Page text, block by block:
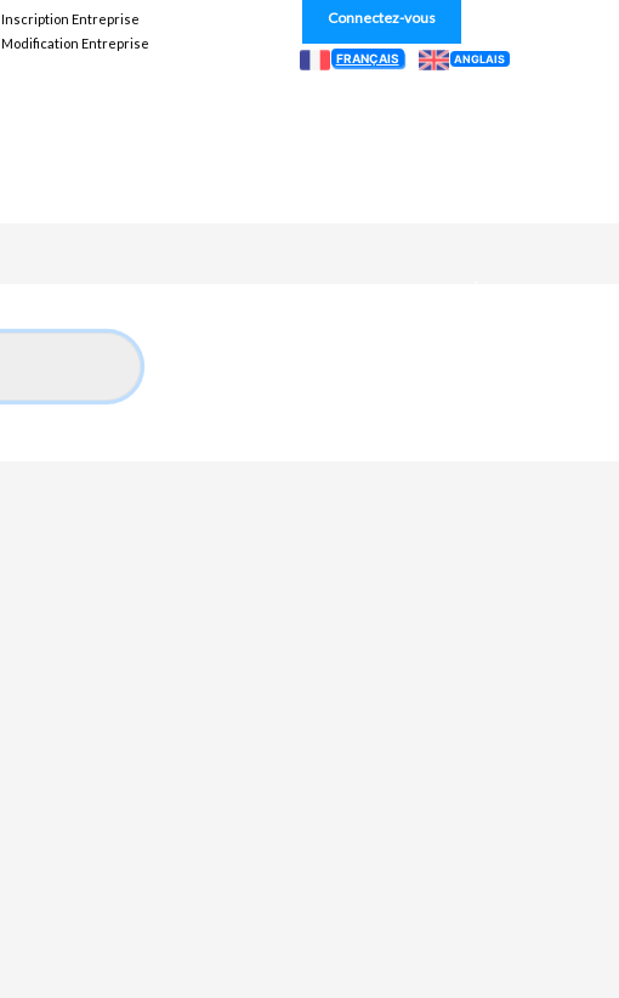
Inscription Entreprise
Modification Entreprise
Connectez-vous
FRANÇAIS ANGLAIS